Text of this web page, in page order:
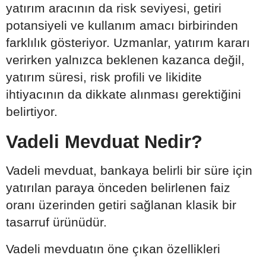
yatırım aracının da risk seviyesi, getiri
potansiyeli ve kullanım amacı birbirinden
farklılık gösteriyor. Uzmanlar, yatırım kararı
verirken yalnızca beklenen kazanca değil,
yatırım süresi, risk profili ve likidite
ihtiyacının da dikkate alınması gerektiğini
belirtiyor.
Vadeli Mevduat Nedir?
Vadeli mevduat, bankaya belirli bir süre için
yatırılan paraya önceden belirlenen faiz
oranı üzerinden getiri sağlanan klasik bir
tasarruf ürünüdür.
Vadeli mevduatın öne çıkan özellikleri